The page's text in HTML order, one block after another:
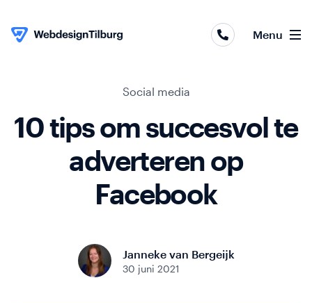
Menu
Online
marketing
Social media
10 tips om succesvol te
adverteren op
Facebook
Janneke van Bergeijk
30 juni 2021